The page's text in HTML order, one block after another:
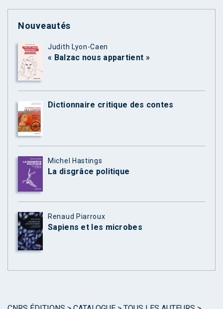
Nouveautés
Judith Lyon-Caen
« Balzac nous appartient »
Dictionnaire critique des contes
Michel Hastings
La disgrâce politique
Renaud Piarroux
Sapiens et les microbes